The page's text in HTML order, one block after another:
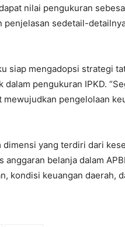
nilai pengukuran
penjelasan sedetail-
siap mengadopsi strategi
pengukuran IPKD.
pengelolaan
yang terdiri dari
anggaran belanja dalam
kondisi keuangan daerah,